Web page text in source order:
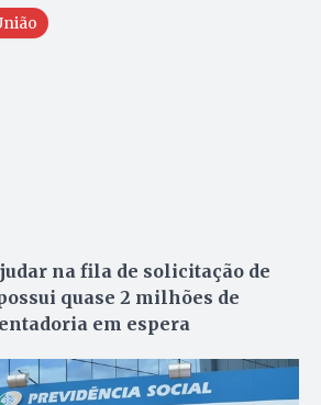
na fila de solicitação de
quase 2 milhões de
em espera